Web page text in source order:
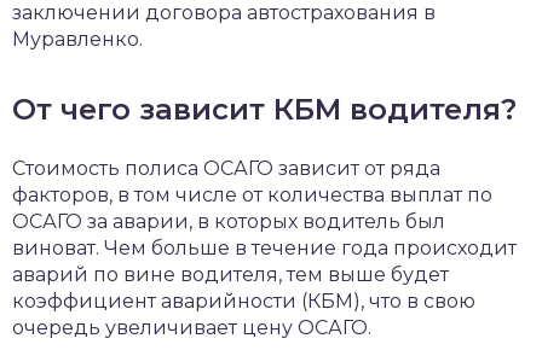
заключении договора автострахования в
Муравленко.
От чего зависит КБМ водителя?
Стоимость полиса ОСАГО зависит от ряда
факторов, в том числе от количества выплат по
ОСАГО за аварии, в которых водитель был
виноват. Чем больше в течение года происходит
аварий по вине водителя, тем выше будет
коэффициент аварийности (КБМ), что в свою
очередь увеличивает цену ОСАГО.